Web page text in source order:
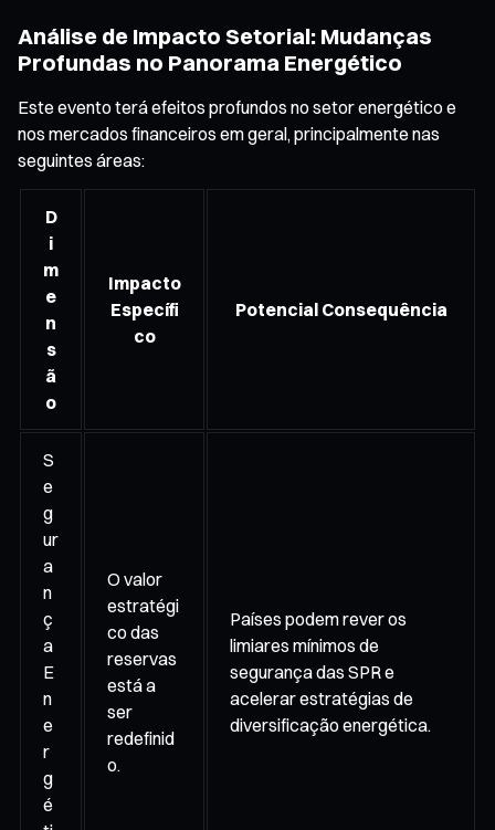
Análise de Impacto Setorial: Mudanças
Profundas no Panorama Energético
Este evento terá efeitos profundos no setor energético e
nos mercados financeiros em geral, principalmente nas
seguintes áreas:
D
i
m
e
n
s
ã
o
Impacto
Específi
co
Potencial Consequência
S
e
g
ur
a
n
ç
a
E
n
e
r
g
é
O valor
estratégi
co das
reservas
está a
ser
redefinid
o.
Países podem rever os
limiares mínimos de
segurança das SPR e
acelerar estratégias de
diversificação energética.